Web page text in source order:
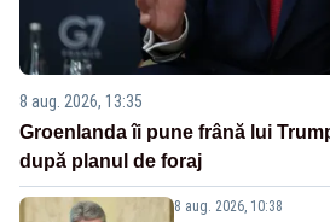
8 aug. 2026, 13:35
Groenlanda îi pune frână lui
după planul de foraj
8 aug. 2026, 10:38